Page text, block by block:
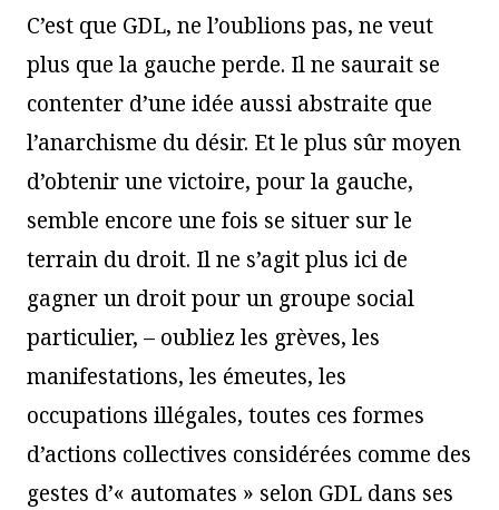
C’est que GDL, ne l’oublions pas, ne veut
plus que la gauche perde. Il ne saurait se
contenter d’une idée aussi abstraite que
l’anarchisme du désir. Et le plus sûr moyen
d’obtenir une victoire, pour la gauche,
semble encore une fois se situer sur le
terrain du droit. Il ne s’agit plus ici de
gagner un droit pour un groupe social
particulier, – oubliez les grèves, les
manifestations, les émeutes, les
occupations illégales, toutes ces formes
d’actions collectives considérées comme des
gestes d’« automates » selon GDL dans ses